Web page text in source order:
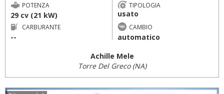
POTENZA
29 cv (21 kW)
TIPOLOGIA
usato
CARBURANTE
--
CAMBIO
automatico
Achille Mele
Torre Del Greco (NA)